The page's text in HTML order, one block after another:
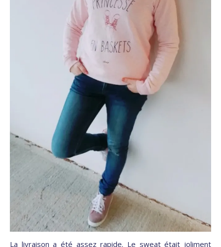
La livraison a été assez rapide. Le sweat était joliment